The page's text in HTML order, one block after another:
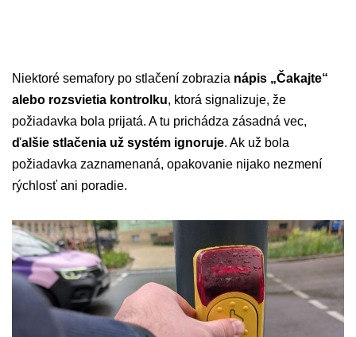
Niektoré semafory po stlačení zobrazia nápis „Čakajte“
alebo rozsvietia kontrolku, ktorá signalizuje, že
požiadavka bola prijatá. A tu prichádza zásadná vec,
ďalšie stlačenia už systém ignoruje. Ak už bola
požiadavka zaznamenaná, opakovanie nijako nezmení
rýchlosť ani poradie.